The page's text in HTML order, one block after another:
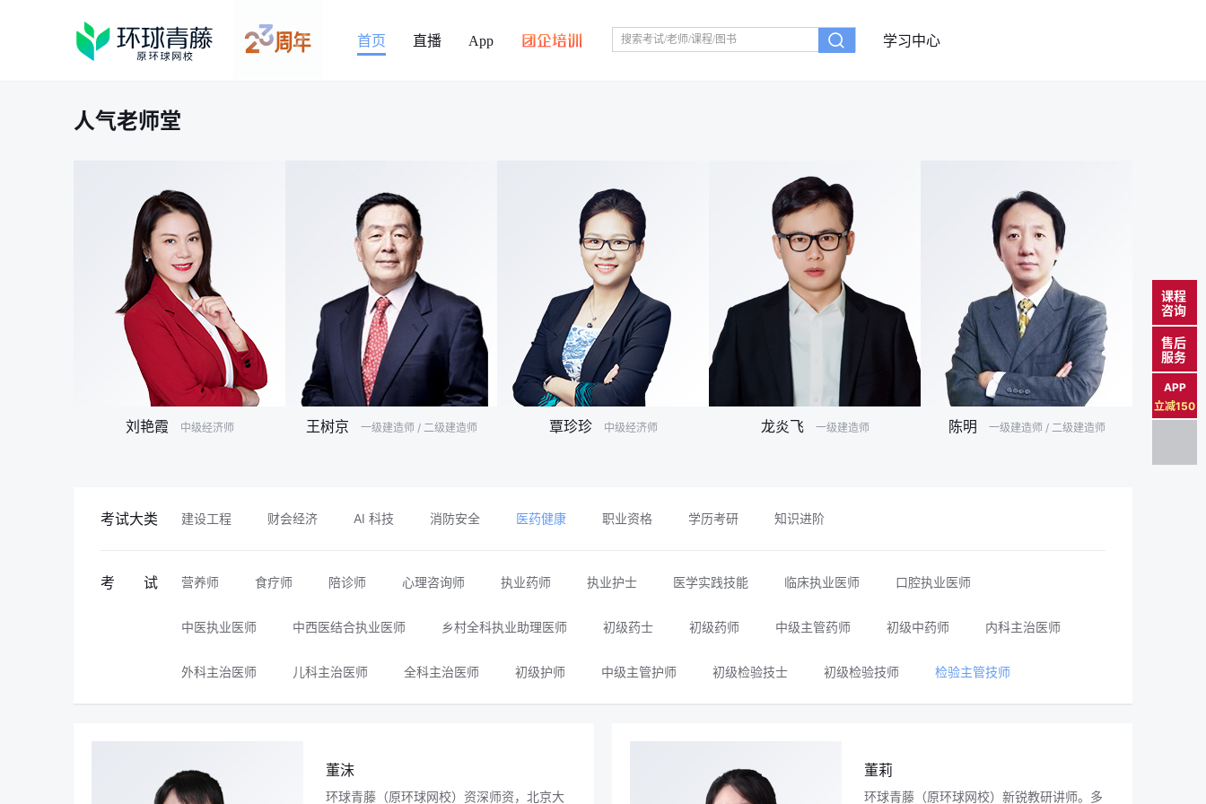
首页 直播 App 学习中心
人气老师堂
刘艳霞 中级经济师 王树京 一级建造师 / 二级建造师 覃珍珍 中级经济师 龙炎飞 一级建造师 陈明 一级建造师 / 二级建造师
考试大类 建设工程 财会经济 AI 科技 消防安全 医药健康 职业资格 学历考研 知识进阶
考 试 营养师 食疗师 陪诊师 心理咨询师 执业药师 执业护士 医学实践技能 临床执业医师 口腔执业医师
中医执业医师 中西医结合执业医师 乡村全科执业助理医师 初级药士 初级药师 中级主管药师 初级中药师 内科主治医师
外科主治医师 儿科主治医师 全科主治医师 初级护师 中级主管护师 初级检验技士 初级检验技师 检验主管技师
董沫
环球青藤（原环球网校）资深师资，北京大
董莉
环球青藤（原环球网校）新锐教研讲师。多
课程
咨询
售后
服务
APP
立减150